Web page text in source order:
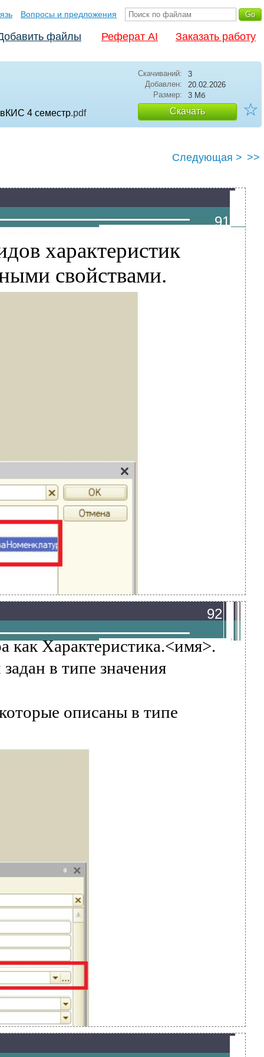
Вопросы и предложения
файлы Реферат AI Заказать работу
4 семестр.pdf
Скачиваний:
3
Добавлен:
20.02.2026
Размер:
3 Мб
Скачать ☆
Следующая > >>
91
характеристик
свойствами.
92
как Характеристика.<имя>.
в типе значения
описаны в типе